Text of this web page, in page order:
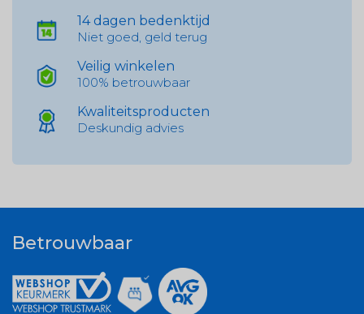
14 dagen bedenktijd
Niet goed, geld terug
Veilig winkelen
100% betrouwbaar
Kwaliteitsproducten
Deskundig advies
Betrouwbaar